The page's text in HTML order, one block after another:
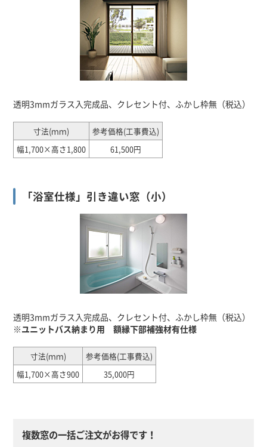
透明3mmガラス入完成品、クレセント付、ふかし枠無（税込）
寸法(ｍｍ)
参考価格(工事費込)
幅1,700×高さ1,800
61,500円
「浴室仕様」引き違い窓（小）
透明3mmガラス入完成品、クレセント付、ふかし枠無（税込）
※ユニットバス納まり用 額縁下部補強材有仕様
寸法(ｍｍ)
参考価格(工事費込)
幅1,700×高さ900
35,000円
複数窓の一括ご注文がお得です！